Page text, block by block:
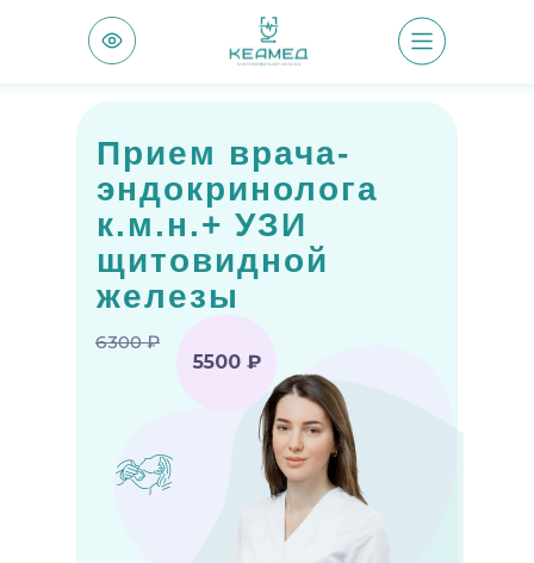
Прием врача-
эндокринолога
к.м.н.+ УЗИ
щитовидной
железы
6300 ₽
5500 ₽